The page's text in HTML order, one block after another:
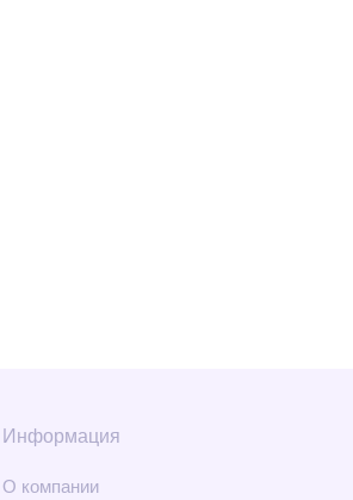
Информация
О компании